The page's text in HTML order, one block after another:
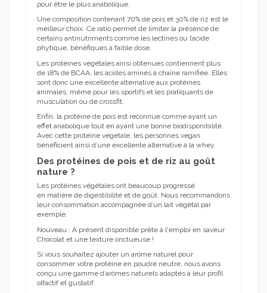
pour être le plus anabolique.
Une composition contenant 70% de pois et 30% de riz est le
meilleur choix. Ce ratio permet de limiter la présence de
certains antinutriments comme les lectines ou l’acide
phytique, bénéfiques à faible dose.
Les protéines végétales ainsi obtenues contiennent plus
de 18% de BCAA, les acides aminés à chaîne ramifiée. Elles
sont donc une excellente alternative aux protéines
animales, même pour les sportifs et les pratiquants de
musculation ou de crossfit.
Enfin, la protéine de pois est reconnue comme ayant un
effet anabolique tout en ayant une bonne biodisponibilité.
Avec cette protéine végétale, les personnes vegan
bénéficient ainsi d’une excellente alternative à la whey.
Des protéines de pois et de riz au goût
nature ?
Les protéines végétales ont beaucoup progressé
en matière de digestibilité et de goût. Nous recommandons
leur consommation accompagnée d’un lait végétal par
exemple.
Nouveau : À présent disponible prête à l'emploi en saveur
Chocolat et une texture onctueuse !
Si vous souhaitez ajouter un arôme naturel pour
consommer votre protéine en poudre neutre, nous avons
conçu une gamme d’arômes naturels adaptés à leur profil
olfactif et gustatif.